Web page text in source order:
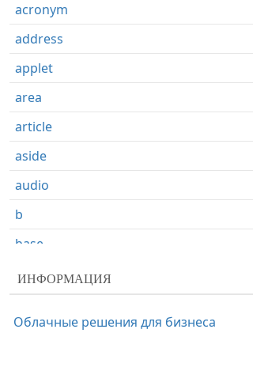
acronym
address
applet
area
article
aside
audio
b
base
basefont
bdo
ИНФОРМАЦИЯ
Облачные решения для бизнеса